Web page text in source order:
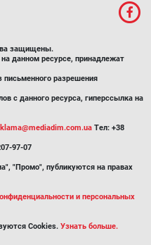
защищены.
данном ресурсе, принадлежат
письменного разрешения
с данного ресурса, гиперссылка на
Тел: +38
97-07
"Промо", публикуются на правах
и персональных
Cookies. Узнать больше.